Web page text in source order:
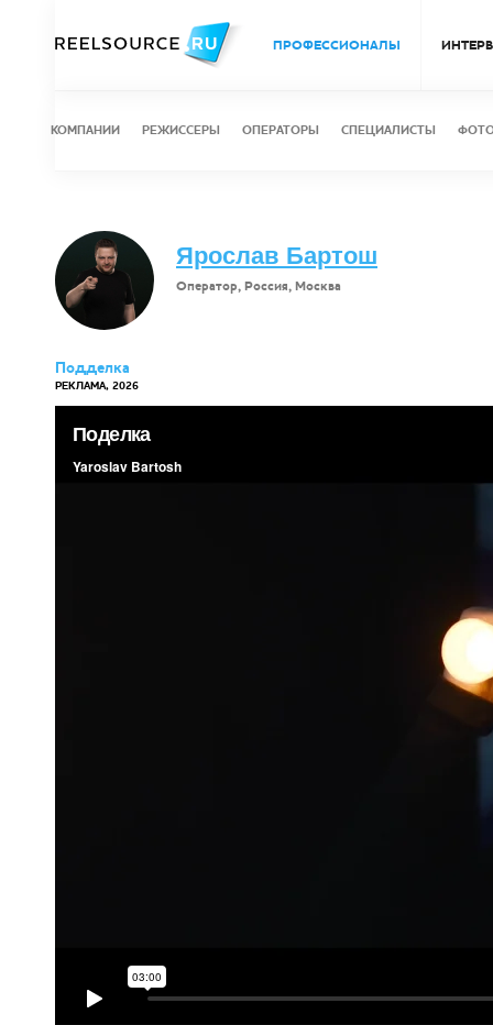
ПРОФЕССИОНАЛЫ
КОМПАНИИ РЕЖИССЕРЫ ОПЕРАТОРЫ СПЕЦИАЛИСТЫ
Ярослав Бартош
Оператор, Россия, Москва
Подделка
РЕКЛАМА, 2026